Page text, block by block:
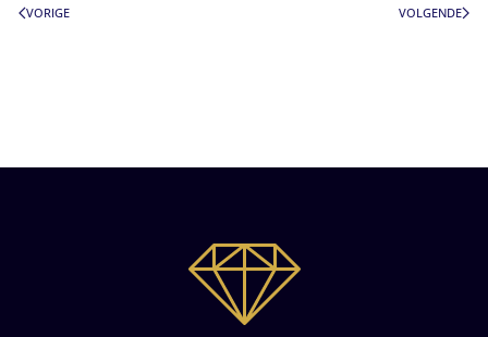
VORIGE VOLGENDE